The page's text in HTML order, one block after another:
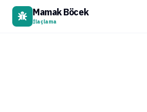
Mamak Böcek
İlaçlama